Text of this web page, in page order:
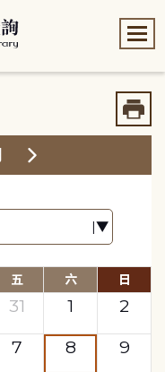
五 六 日
31 1
2
7 8
9